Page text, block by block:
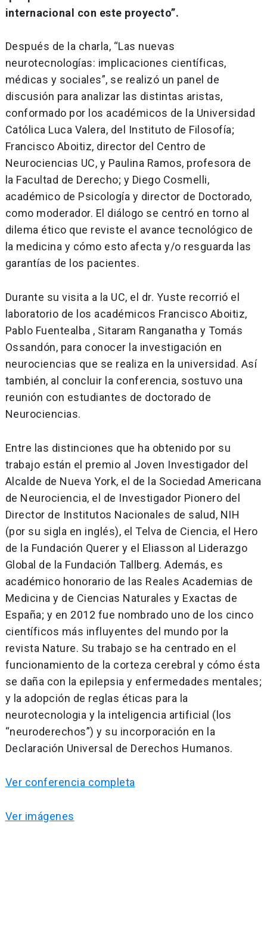
internacional con este proyecto”.
Después de la charla, “Las nuevas
neurotecnologías: implicaciones científicas,
médicas y sociales”, se realizó un panel de
discusión para analizar las distintas aristas,
conformado por los académicos de la Universidad
Católica Luca Valera, del Instituto de Filosofía;
Francisco Aboitiz, director del Centro de
Neurociencias UC, y Paulina Ramos, profesora de
la Facultad de Derecho; y Diego Cosmelli,
académico de Psicología y director de Doctorado,
como moderador. El diálogo se centró en torno al
dilema ético que reviste el avance tecnológico de
la medicina y cómo esto afecta y/o resguarda las
garantías de los pacientes.
Durante su visita a la UC, el dr. Yuste recorrió el
laboratorio de los académicos Francisco Aboitiz,
Pablo Fuentealba , Sitaram Ranganatha y Tomás
Ossandón, para conocer la investigación en
neurociencias que se realiza en la universidad. Así
también, al concluir la conferencia, sostuvo una
reunión con estudiantes de doctorado de
Neurociencias.
Entre las distinciones que ha obtenido por su
trabajo están el premio al Joven Investigador del
Alcalde de Nueva York, el de la Sociedad Americana
de Neurociencia, el de Investigador Pionero del
Director de Institutos Nacionales de salud, NIH
(por su sigla en inglés), el Telva de Ciencia, el Hero
de la Fundación Querer y el Eliasson al Liderazgo
Global de la Fundación Tallberg. Además, es
académico honorario de las Reales Academias de
Medicina y de Ciencias Naturales y Exactas de
España; y en 2012 fue nombrado uno de los cinco
científicos más influyentes del mundo por la
revista Nature. Su trabajo se ha centrado en el
funcionamiento de la corteza cerebral y cómo ésta
se daña con la epilepsia y enfermedades mentales;
y la adopción de reglas éticas para la
neurotecnologia y la inteligencia artificial (los
“neuroderechos”) y su incorporación en la
Declaración Universal de Derechos Humanos.
Ver conferencia completa
Ver imágenes